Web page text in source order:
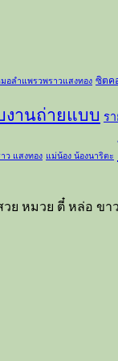
อลำแพรวพราวแสงทอง ซิตค
งานถ่ายแบบ ร
ว แสงทอง แม่น้อง น้องนาริตะ
ย หมวย ตี๋ หล่อ ขา